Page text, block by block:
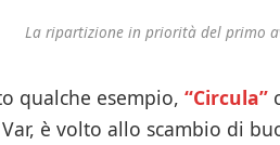
La ripartizione in priorità del primo
qualche esempio, “Circula”
è volto allo scambio di